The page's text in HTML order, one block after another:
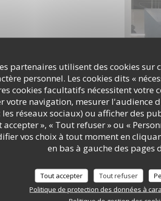
partenaires utilisent des cookies
personnel. Les cookies dits «
cookies facultatifs nécessitent votre
votre navigation, mesurer l'audience
les réseaux sociaux) ou afficher des
», « Tout refuser » ou «
vos choix à tout moment en
en bas à gauche des pages
Tout accepter Tout refuser
Politique de protection des données à